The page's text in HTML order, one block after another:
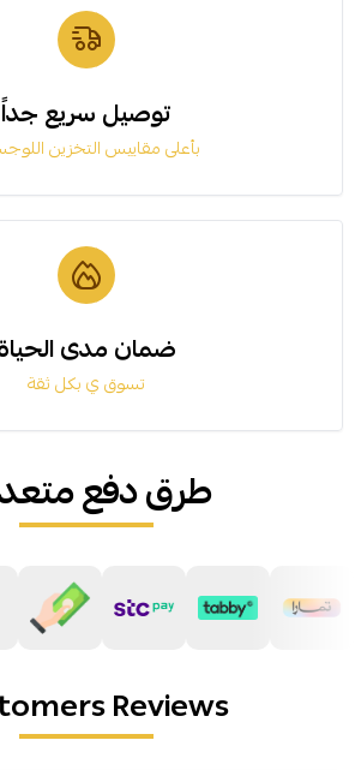
توصيل سريع جداً
بأعلى مقاييس التخزين
ضمان مدى
تسوق ي بكل ثقة
طرق دفع
Reviews